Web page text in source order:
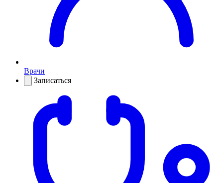
Врачи
Записаться